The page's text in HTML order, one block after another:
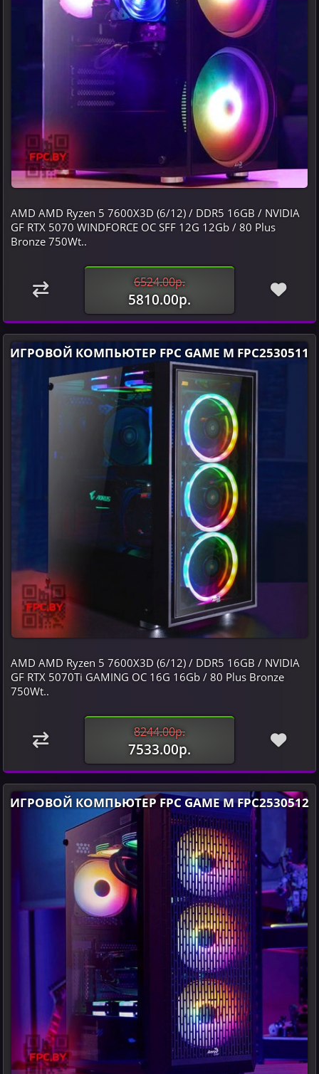
AMD AMD Ryzen 5 7600X3D (6/12) / DDR5 16GB / NVIDIA
GF RTX 5070 WINDFORCE OC SFF 12G 12Gb / 80 Plus
Bronze 750Wt..
6524.00р.
5810.00р.
ИГРОВОЙ КОМПЬЮТЕР FPC GAME M FPC2530511
AMD AMD Ryzen 5 7600X3D (6/12) / DDR5 16GB / NVIDIA
GF RTX 5070Ti GAMING OC 16G 16Gb / 80 Plus Bronze
750Wt..
8244.00р.
7533.00р.
ИГРОВОЙ КОМПЬЮТЕР FPC GAME M FPC2530512